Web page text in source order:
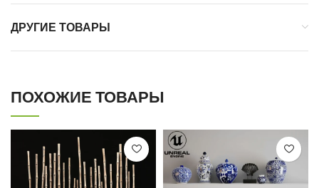
ДРУГИЕ ТОВАРЫ
ПОХОЖИЕ ТОВАРЫ